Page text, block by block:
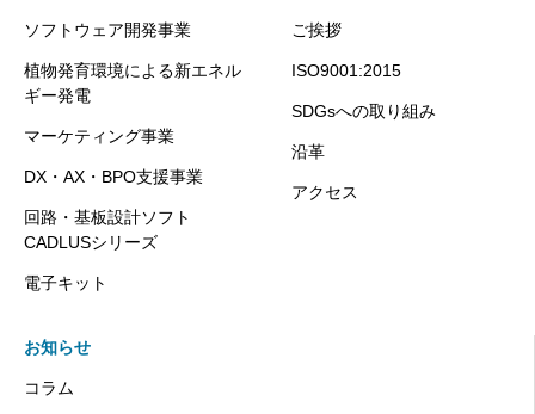
ソフトウェア開発事業
植物発育環境による新エネル
ギー発電
マーケティング事業
DX・AX・BPO支援事業
回路・基板設計ソフト
CADLUSシリーズ
電子キット
ご挨拶
ISO9001:2015
SDGsへの取り組み
沿革
アクセス
お知らせ
コラム